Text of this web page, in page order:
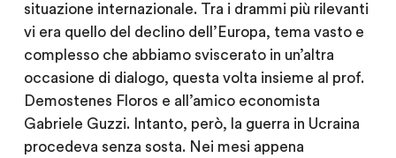
situazione internazionale. Tra i drammi più rilevanti
vi era quello del declino dell’Europa, tema vasto e
complesso che abbiamo sviscerato in un’altra
occasione di dialogo, questa volta insieme al prof.
Demostenes Floros e all’amico economista
Gabriele Guzzi. Intanto, però, la guerra in Ucraina
procedeva senza sosta. Nei mesi appena